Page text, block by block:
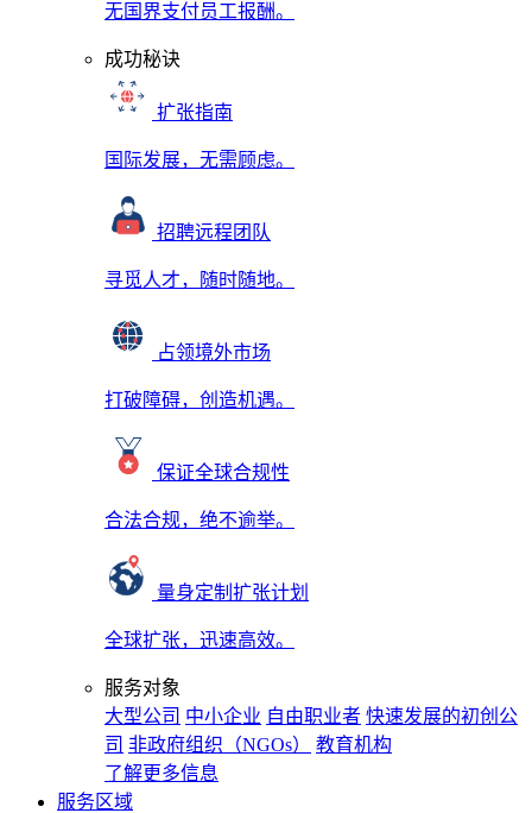
无国界支付员工报酬。
成功秘诀
扩张指南
国际发展，无需顾虑。
招聘远程团队
寻觅人才，随时随地。
占领境外市场
打破障碍，创造机遇。
保证全球合规性
合法合规，绝不逾举。
量身定制扩张计划
全球扩张，迅速高效。
服务对象
大型公司 中小企业 自由职业者 快速发展的初创公
司 非政府组织（NGOs）
教育机构
了解更多信息
服务区域